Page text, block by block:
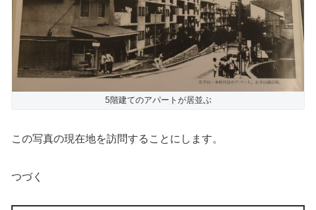
5階建てのアパートが居並ぶ
この写真の現在地を訪問することにします。
つづく